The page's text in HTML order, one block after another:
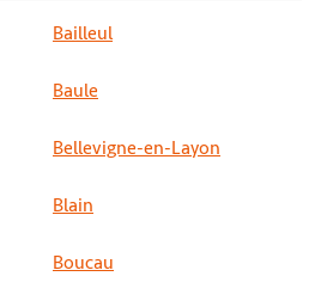
Bailleul
Baule
Bellevigne-en-Layon
Blain
Boucau